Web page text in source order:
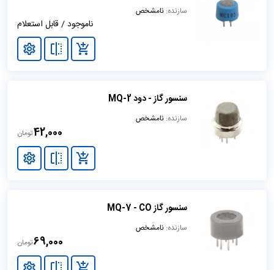
سازنده: نامشخص
ناموجود / قابل استعلام
سنسور گاز - دود MQ-2
سازنده: نامشخص
42,000تومان
سنسور گاز MQ-7 - CO
سازنده: نامشخص
69,000تومان